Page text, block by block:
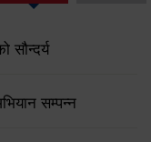
सौन्दर्य
सम्पन्न